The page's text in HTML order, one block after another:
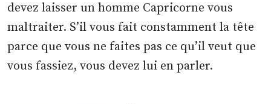
devez laisser un homme Capricorne vous
maltraiter. S’il vous fait constamment la tête
parce que vous ne faites pas ce qu’il veut que
vous fassiez, vous devez lui en parler.